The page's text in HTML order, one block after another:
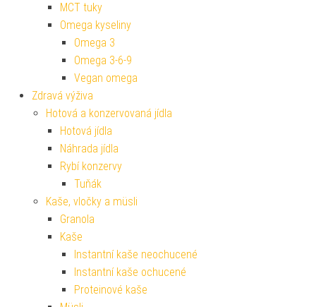
MCT tuky
Omega kyseliny
Omega 3
Omega 3-6-9
Vegan omega
Zdravá výživa
Hotová a konzervovaná jídla
Hotová jídla
Náhrada jídla
Rybí konzervy
Tuňák
Kaše, vločky a müsli
Granola
Kaše
Instantní kaše neochucené
Instantní kaše ochucené
Proteinové kaše